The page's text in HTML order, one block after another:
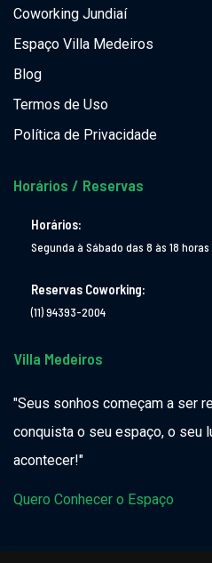
Coworking Jundiaí
Espaço Villa Medeiros
Blog
Termos de Uso
Política de Privacidade
Horários / Reservas
Horários:
Segunda à Sábado das 8 às 18 horas
Reservas Coworking:
(11) 94393-2004
Villa Medeiros
"Seus sonhos começam a ser
conquista o seu espaço, o seu
acontecer!"
Quero Conhecer o Espaço